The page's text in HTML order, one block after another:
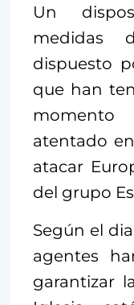
Un
medidas
dispuesto
que han
momento
atentado
atacar
del grupo
Según el
agentes
garantizar